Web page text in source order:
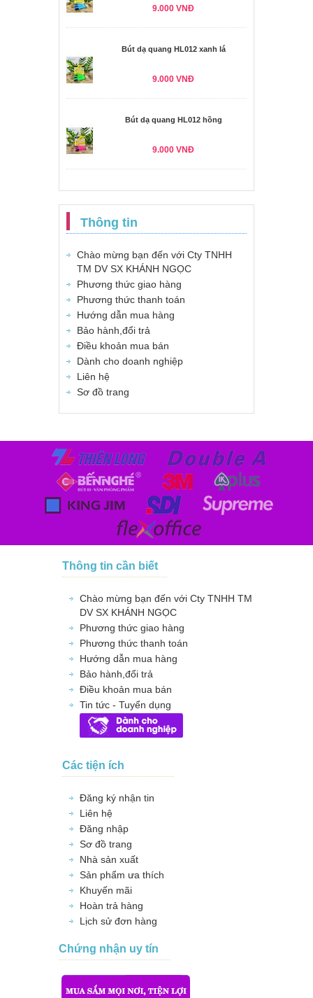
9.000 VNĐ
Bút dạ quang HL012 xanh lá
9.000 VNĐ
Bút dạ quang HL012 hồng
9.000 VNĐ
Thông tin
Chào mừng bạn đến với Cty TNHH
TM DV SX KHÁNH NGỌC
Phương thức giao hàng
Phương thức thanh toán
Hướng dẫn mua hàng
Bảo hành,đổi trả
Điều khoản mua bán
Dành cho doanh nghiệp
Liên hệ
Sơ đồ trang
Thông tin cần biết
Chào mừng bạn đến với Cty TNHH TM
DV SX KHÁNH NGỌC
Phương thức giao hàng
Phương thức thanh toán
Hướng dẫn mua hàng
Bảo hành,đổi trả
Điều khoản mua bán
Tin tức - Tuyển dụng
Các tiện ích
Đăng ký nhận tin
Liên hệ
Đăng nhập
Sơ đồ trang
Nhà sản xuất
Sản phẩm ưa thích
Khuyến mãi
Hoàn trả hàng
Lịch sử đơn hàng
Chứng nhận uy tín